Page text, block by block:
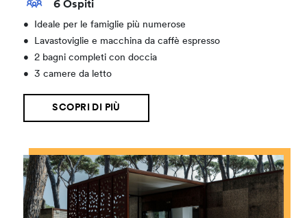
6 Ospiti
•
Ideale per le famiglie più numerose
•
Lavastoviglie e macchina da caffè espresso
•
2 bagni completi con doccia
•
3 camere da letto
SCOPRI DI PIÙ